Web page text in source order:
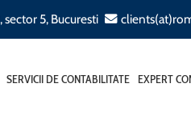
5, Bucuresti
SERVICII DE CONTABILITATE EXPERT